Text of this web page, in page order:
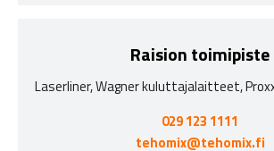
Raision toimipiste
Laserliner, Wagner kuluttajalaitteet,
029 123 1111
tehomix@tehomix.fi